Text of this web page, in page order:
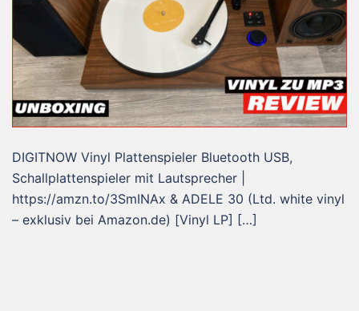
DIGITNOW Vinyl Plattenspieler Bluetooth USB,
Schallplattenspieler mit Lautsprecher |
https://amzn.to/3SmINAx & ADELE 30 (Ltd. white vinyl
– exklusiv bei Amazon.de) [Vinyl LP] […]